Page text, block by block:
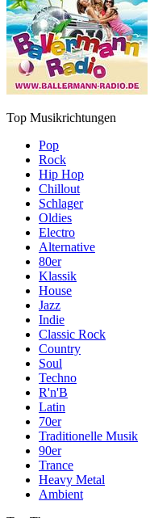
Top Musikrichtungen
Pop
Rock
Hip Hop
Chillout
Schlager
Oldies
Electro
Alternative
80er
Klassik
House
Jazz
Indie
Classic Rock
Country
Soul
Techno
R'n'B
Latin
70er
Traditionelle Musik
90er
Trance
Heavy Metal
Ambient